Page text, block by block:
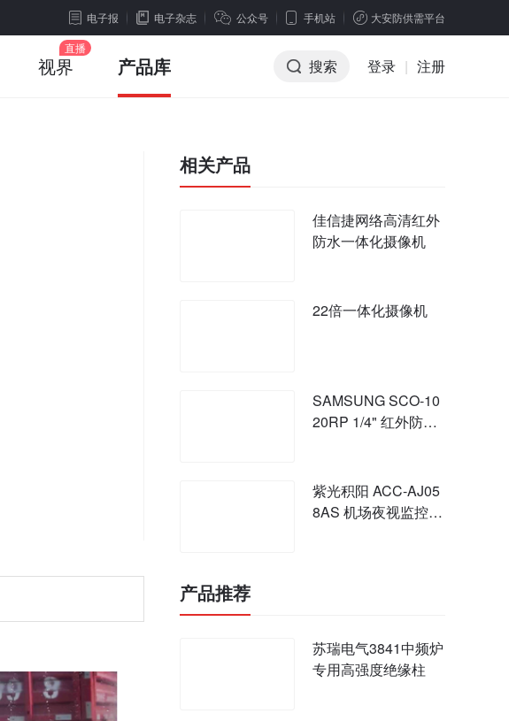
电子报 电子杂志 公众号 手机站 大安防供需平台
视界 产品库 搜索 登录 | 注册
相关产品
佳信捷网络高清红外
防水一体化摄像机
22倍一体化摄像机
SAMSUNG SCO-10
20RP 1/4" 红外防水
紫光积阳 ACC-AJ05
8AS 机场夜视监控系
产品推荐
苏瑞电气3841中频炉
专用高强度绝缘柱